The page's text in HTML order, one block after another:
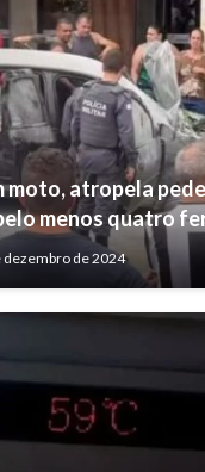
moto, atropela
menos quatro
dezembro de 2024